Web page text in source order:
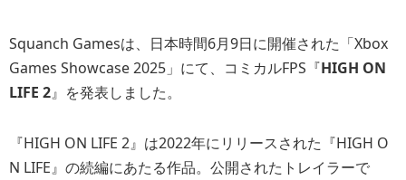
Squanch Gamesは、日本時間6月9日に開催された「Xbox
Games Showcase 2025」にて、コミカルFPS『HIGH ON
LIFE 2』を発表しました。
『HIGH ON LIFE 2』は2022年にリリースされた『HIGH O
N LIFE』の続編にあたる作品。公開されたトレイラーで